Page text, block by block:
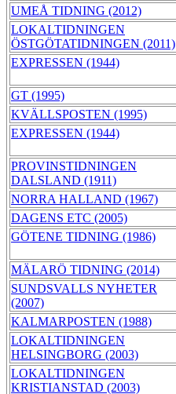
UMEÅ TIDNING (2012)
LOKALTIDNINGEN
ÖSTGÖTATIDNINGEN (2011)
EXPRESSEN (1944)
GT (1995)
KVÄLLSPOSTEN (1995)
EXPRESSEN (1944)
PROVINSTIDNINGEN
DALSLAND (1911)
NORRA HALLAND (1967)
DAGENS ETC (2005)
GÖTENE TIDNING (1986)
MÄLARÖ TIDNING (2014)
SUNDSVALLS NYHETER
(2007)
KALMARPOSTEN (1988)
LOKALTIDNINGEN
HELSINGBORG (2003)
LOKALTIDNINGEN
KRISTIANSTAD (2003)